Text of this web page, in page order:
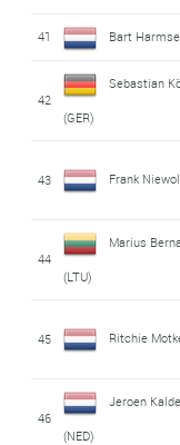
41 Bart
42
Sebastian
(GER)
43 Frank
44
Marius
(LTU)
45 Ritchie
46
Jeroen
(NED)